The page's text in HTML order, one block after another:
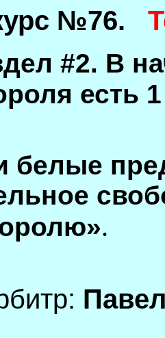
№76.
#2. В
есть
белые
.